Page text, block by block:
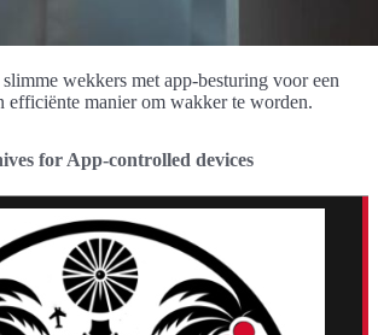
wekkers met app-besturing voor een
efficiënte manier om wakker te worden.
for App-controlled devices